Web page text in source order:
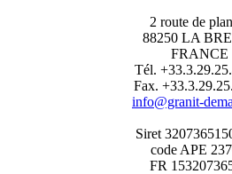
2 route de
88250 LA
FRANCE
Tél.
Fax.
info@granit-
Siret
code APE
FR